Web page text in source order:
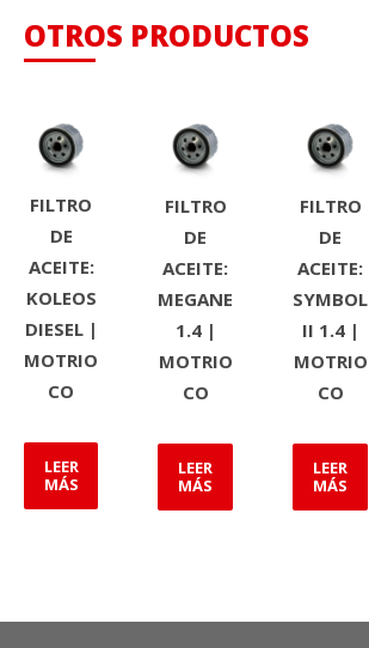
OTROS PRODUCTOS
FILTRO
DE
ACEITE:
KOLEOS
DIESEL |
MOTRIO
CO
LEER
MÁS
FILTRO
DE
ACEITE:
MEGANE
1.4 |
MOTRIO
CO
LEER
MÁS
FILTRO
DE
ACEITE:
SYMBOL
II 1.4 |
MOTRIO
CO
LEER
MÁS